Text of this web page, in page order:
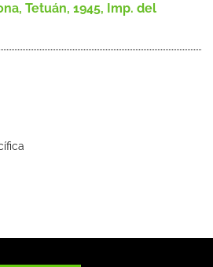
Tetuán, 1945, Imp. del